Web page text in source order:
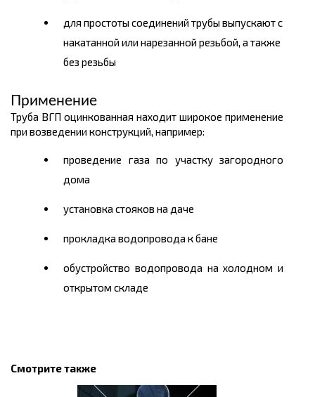
для простоты соединений трубы выпускают с
накатанной или нарезанной резьбой, а также
без резьбы
Применение
Труба ВГП оцинкованная находит широкое применение
при возведении конструкций, например:
проведение газа по участку загородного
дома
установка стояков на даче
прокладка водопровода к бане
обустройство водопровода на холодном и
открытом складе
Смотрите также